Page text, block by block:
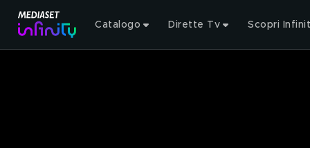
Catalogo Dirette Tv Scopri